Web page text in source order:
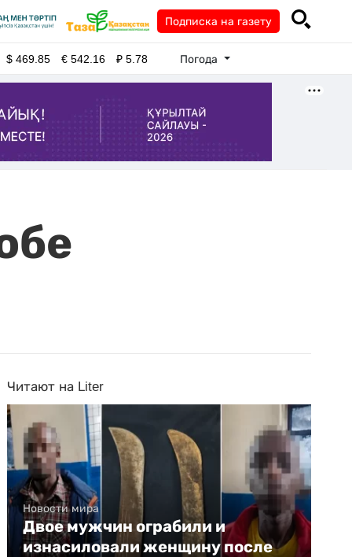
Подписка на газету
$469.85 €542.16 ₽5.78 Погода
Читают на Liter
Новости мира
Двое мужчин ограбили и
изнасиловали женщину после